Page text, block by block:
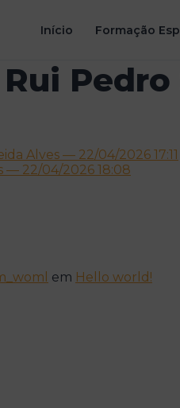
Início Formação
Pedro
Alves — 22/04/2026 17:11
— 22/04/2026 18:08
em Hello world!